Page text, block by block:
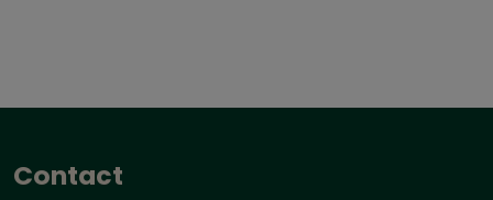
Contact